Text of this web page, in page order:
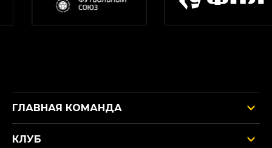
ГЛАВНАЯ КОМАНДА
КЛУБ